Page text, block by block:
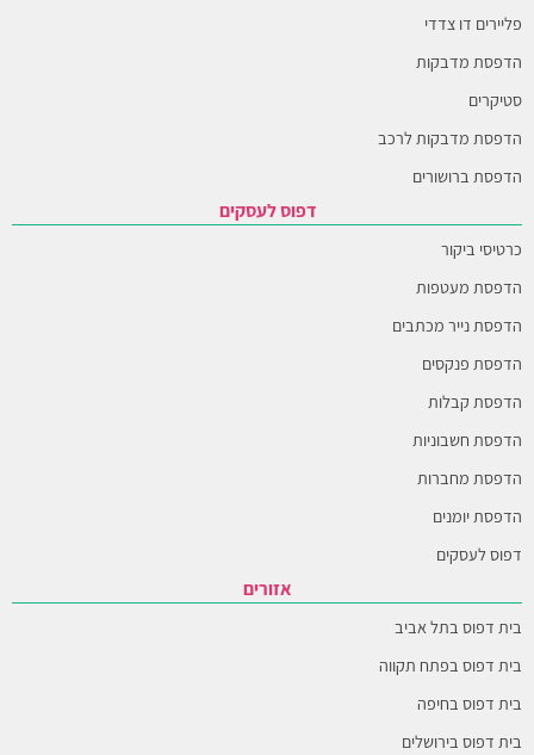
פליירים דו צדדי
הדפסת מדבקות
סטיקרים
הדפסת מדבקות לרכב
הדפסת ברושורים
דפוס לעסקים
כרטיסי ביקור
הדפסת מעטפות
הדפסת נייר מכתבים
הדפסת פנקסים
הדפסת קבלות
הדפסת חשבוניות
הדפסת מחברות
הדפסת יומנים
דפוס לעסקים
אזורים
בית דפוס בתל אביב
בית דפוס בפתח תקווה
בית דפוס בחיפה
בית דפוס בירושלים